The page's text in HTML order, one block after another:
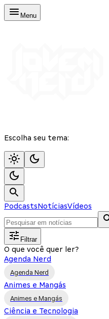
Menu
Escolha seu tema:
PodcastsNotíciasVídeos
Filtrar
O que você quer ler?
Agenda Nerd
Agenda Nerd
Animes e Mangás
Animes e Mangás
Ciência e Tecnologia